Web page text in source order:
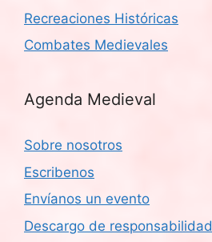
Recreaciones Históricas
Combates Medievales
Agenda Medieval
Sobre nosotros
Escribenos
Envíanos un evento
Descargo de responsabilidad